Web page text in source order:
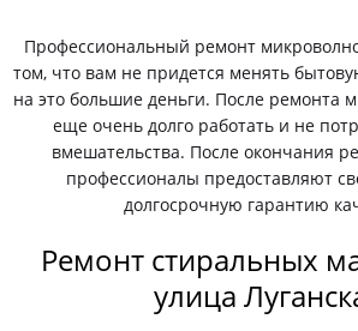
Профессиональный ремонт
том, что вам не придется менять
на это большие деньги. После ремонта
еще очень долго работать и не
вмешательства. После окончания
профессионалы предоставляют
долгосрочную гарантию
Ремонт стиральных
улица